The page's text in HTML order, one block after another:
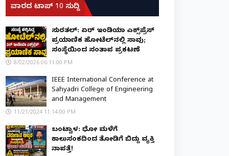
ವಾರದ ಟಾಪ್ 10 ಸುದ್ದಿ
ಸುರತ್ಕಲ್: ಏರ್ ಇಂಡಿಯಾ ಎಕ್ಸ್‌ಪ್ರೆಸ್
ಪ್ರಯಾಣಿಕ ಹೋಟೆಲ್‌ನಲ್ಲಿ ಸಾವು;
ಸಂಸ್ಥೆಯಿಂದ ಸಂತಾಪ ಪ್ರಕಟಣೆ
8/02/2026 06:11:00 PM
IEEE International Conference at
Sahyadri College of Engineering
and Management
11/21/2024 11:14:00 PM
ಬಂಟ್ವಾಳ: ಧೋ ಮಳೆಗೆ
ಕಾಲುಸಂಕದಿಂದ ತೋಡಿಗೆ ಬಿದ್ದು ವ್ಯಕ್ತಿ
ನಾಪತ್ತೆ!